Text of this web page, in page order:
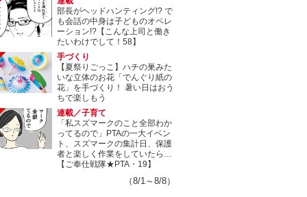
部長がヘッドハンティング!? で
も会話の中身は子どものオペレ
ーション!?【こんな上司と働き
たいわけでして！58】
手づくり
【夏祭りごっこ】ハチの巣みた
いな立体のお花「でんぐり紙の
花」を手づくり！ 暑い日はおう
ちで楽しもう
連載／子育て
「私スズマークのこと全部わか
ってるので」PTAの一大イベン
ト、スズマークの集計日、保護
者と楽しく作業をしていたら…
【ご奉仕戦隊★PTA・19】
（8/1～8/8）